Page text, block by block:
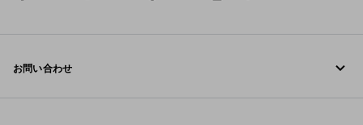
お問い合わせ